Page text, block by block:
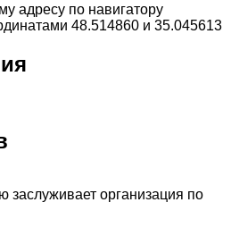
адресу по навигатору
48.514860 и 35.045613
заслуживает организация по